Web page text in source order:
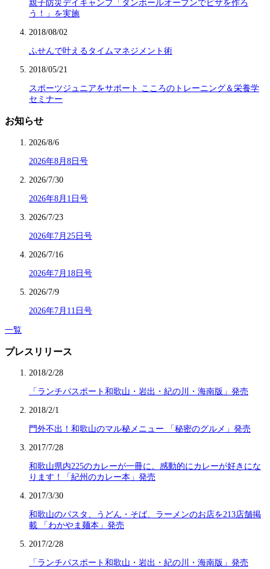
親子防災デイキャンプ「ダンボールオーブンでピザを作ろ
う！」を実施
2018/08/02
ふせんで叶えるタイムマネジメント術
2018/05/21
スポーツジュニアをサポート こころのトレーニング＆栄養学
セミナー
お知らせ
2026/8/6
2026年8月8日号
2026/7/30
2026年8月1日号
2026/7/23
2026年7月25日号
2026/7/16
2026年7月18日号
2026/7/9
2026年7月11日号
一覧
プレスリリース
2018/2/28
「ランチパスポート和歌山・岩出・紀の川・海南版」発売
2018/2/1
門外不出！和歌山のマル秘メニュー 「秘密のグルメ」発売
2017/7/28
和歌山県内225のカレーが一冊に。感動的にカレーが好きにな
ります！「紀州のカレー本」発売
2017/3/30
和歌山のパスタ、うどん・そば、ラーメンのお店を213店舗掲
載 「わかやま麺本」発売
2017/2/28
「ランチパスポート和歌山・岩出・紀の川・海南版」発売